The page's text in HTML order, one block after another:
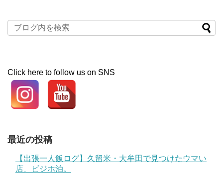
Click here to follow us on SNS
最近の投稿
【出張一人飯ログ】久留米・大牟田で見つけたウマい
店、ビジホ泊。